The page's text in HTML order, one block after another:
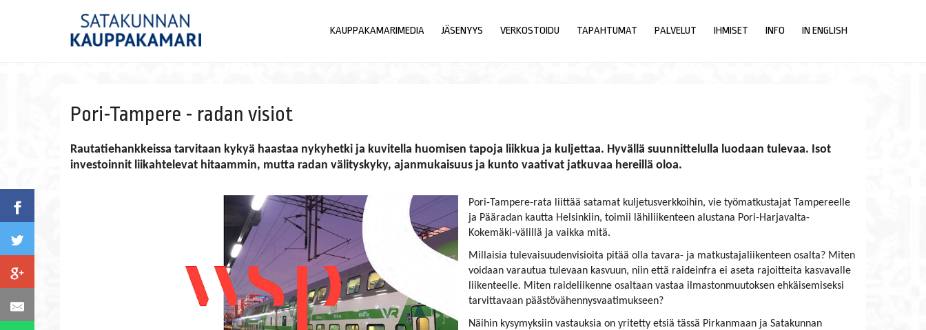
KAUPPAKAMARIMEDIA JÄSENYYS VERKOSTOIDU TAPAHTUMAT PALVELUT IHMISET INFO IN ENGLISH
Pori-Tampere - radan visiot
Rautatiehankkeissa tarvitaan kykyä haastaa nykyhetki ja kuvitella huomisen tapoja liikkua ja kuljettaa. Hyvällä suunnittelulla luodaan tulevaa. Isot
investoinnit liikahtelevat hitaammin, mutta radan välityskyky, ajanmukaisuus ja kunto vaativat jatkuvaa hereillä oloa.
Pori-Tampere-rata liittää satamat kuljetusverkkoihin, vie työmatkustajat Tampereelle
ja Pääradan kautta Helsinkiin, toimii lähiliikenteen alustana Pori-Harjavalta-
Kokemäki-välillä ja vaikka mitä.
Millaisia tulevaisuudenvisioita pitää olla tavara- ja matkustajaliikenteen osalta? Miten
voidaan varautua tulevaan kasvuun, niin että raideinfra ei aseta rajoitteita kasvavalle
liikenteelle. Miten raideliikenne osaltaan vastaa ilmastonmuutoksen ehkäisemiseksi
tarvittavaan päästövähennysvaatimukseen?
Näihin kysymyksiin vastauksia on yritetty etsiä tässä Pirkanmaan ja Satakunnan